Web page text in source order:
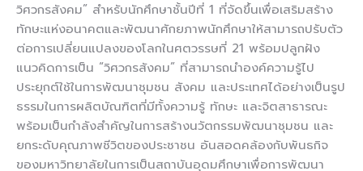
วิศวกรสังคม” สำหรับนักศึกษาชั้นปีที่ 1 ที่จัดขึ้นเพื่อเสริมสร้าง
ทักษะแห่งอนาคตและพัฒนาศักยภาพนักศึกษาให้สามารถปรับตัว
ต่อการเปลี่ยนแปลงของโลกในศตวรรษที่ 21 พร้อมปลูกฝัง
แนวคิดการเป็น “วิศวกรสังคม” ที่สามารถนำองค์ความรู้ไป
ประยุกต์ใช้ในการพัฒนาชุมชน สังคม และประเทศได้อย่างเป็นรูป
ธรรมในการผลิตบัณฑิตที่มีทั้งความรู้ ทักษะ และจิตสาธารณะ
พร้อมเป็นกำลังสำคัญในการสร้างนวัตกรรมพัฒนาชุมชน และ
ยกระดับคุณภาพชีวิตของประชาชน อันสอดคล้องกับพันธกิจ
ของมหาวิทยาลัยในการเป็นสถาบันอุดมศึกษาเพื่อการพัฒนา